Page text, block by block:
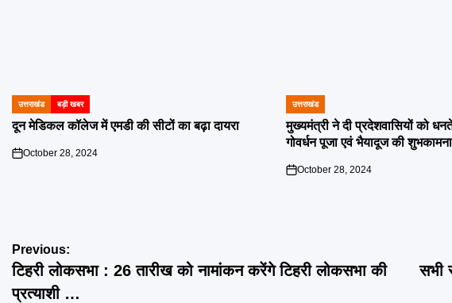
POSTED
IN
उत्तराखंड बड़ी खबर
दून मेडिकल कॉलेज में एमडी की सीटों का बढ़ा दायरा
on
October 28, 2024
POSTED
IN
उत्तराखंड
मुख्यमंत्री ने दी प्रदेशवासियों को
गोवर्धन पूजा एवं भैयादूज की
on
October 28, 2024
Post
navigation
Previous:
टिहरी लोकसभा : 26 तारीख को नामांकन करेंगे टिहरी लोकसभा की
प्रत्याशी …
सभी